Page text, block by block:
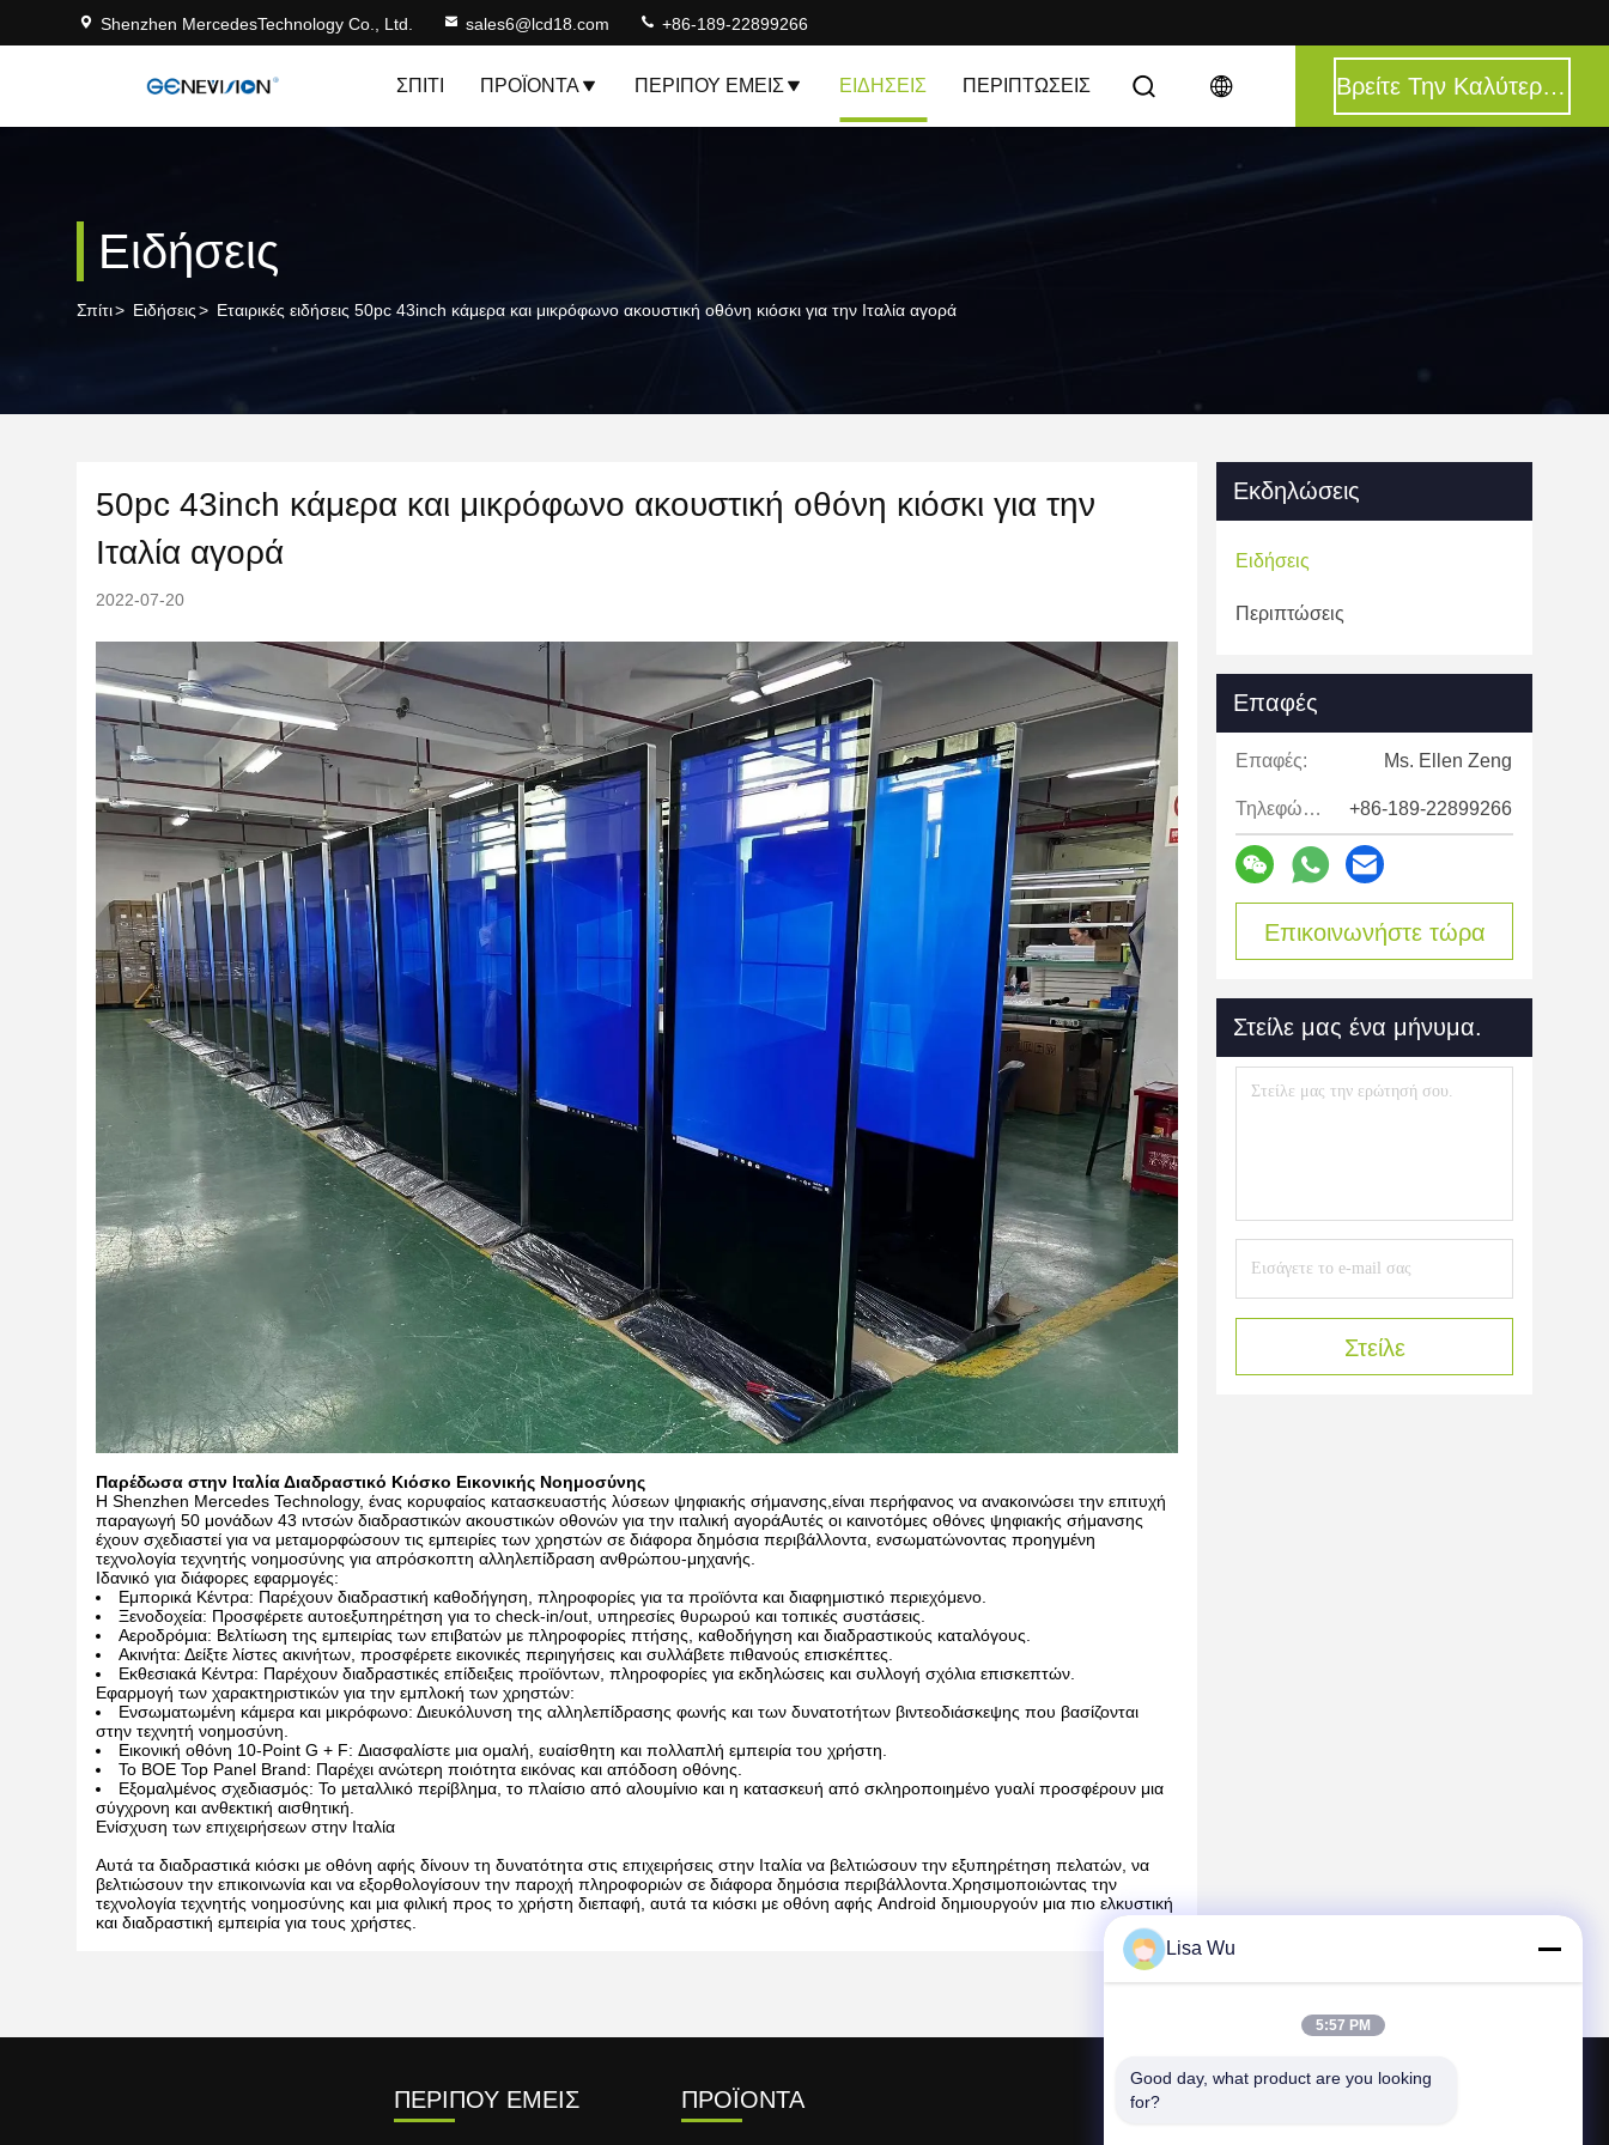
Shenzhen MercedesTechnology Co., Ltd. sales6@lcd18.com +86-189-22899266
ΣΠΊΤΙ ΠΡΟΪΌΝΤΑ ΠΕΡΊΠΟΥ ΕΜΕΊΣ ΕΙΔΉΣΕΙΣ ΠΕΡΙΠΤΏΣΕΙΣ Βρείτε Την Καλύτερη Τιμή
Ειδήσεις
Σπίτι> Ειδήσεις> Εταιρικές ειδήσεις 50pc 43inch κάμερα και μικρόφωνο ακουστική οθόνη κιόσκι για την Ιταλία αγορά
50pc 43inch κάμερα και μικρόφωνο ακουστική οθόνη κιόσκι για την
Ιταλία αγορά
2022-07-20
Παρέδωσα στην Ιταλία Διαδραστικό Κιόσκο Εικονικής Νοημοσύνης
Η Shenzhen Mercedes Technology, ένας κορυφαίος κατασκευαστής λύσεων ψηφιακής σήμανσης,είναι περήφανος να ανακοινώσει την επιτυχή
παραγωγή 50 μονάδων 43 ιντσών διαδραστικών ακουστικών οθονών για την ιταλική αγοράΑυτές οι καινοτόμες οθόνες ψηφιακής σήμανσης
έχουν σχεδιαστεί για να μεταμορφώσουν τις εμπειρίες των χρηστών σε διάφορα δημόσια περιβάλλοντα, ενσωματώνοντας προηγμένη
τεχνολογία τεχνητής νοημοσύνης για απρόσκοπτη αλληλεπίδραση ανθρώπου-μηχανής.
Ιδανικό για διάφορες εφαρμογές:
Εμπορικά Κέντρα: Παρέχουν διαδραστική καθοδήγηση, πληροφορίες για τα προϊόντα και διαφημιστικό περιεχόμενο.
Ξενοδοχεία: Προσφέρετε αυτοεξυπηρέτηση για το check-in/out, υπηρεσίες θυρωρού και τοπικές συστάσεις.
Αεροδρόμια: Βελτίωση της εμπειρίας των επιβατών με πληροφορίες πτήσης, καθοδήγηση και διαδραστικούς καταλόγους.
Ακινήτα: Δείξτε λίστες ακινήτων, προσφέρετε εικονικές περιηγήσεις και συλλάβετε πιθανούς επισκέπτες.
Εκθεσιακά Κέντρα: Παρέχουν διαδραστικές επίδειξεις προϊόντων, πληροφορίες για εκδηλώσεις και συλλογή σχόλια επισκεπτών.
Εφαρμογή των χαρακτηριστικών για την εμπλοκή των χρηστών:
Ενσωματωμένη κάμερα και μικρόφωνο: Διευκόλυνση της αλληλεπίδρασης φωνής και των δυνατοτήτων βιντεοδιάσκεψης που βασίζονται
στην τεχνητή νοημοσύνη.
Εικονική οθόνη 10-Point G + F: Διασφαλίστε μια ομαλή, ευαίσθητη και πολλαπλή εμπειρία του χρήστη.
Το BOE Top Panel Brand: Παρέχει ανώτερη ποιότητα εικόνας και απόδοση οθόνης.
Εξομαλμένος σχεδιασμός: Το μεταλλικό περίβλημα, το πλαίσιο από αλουμίνιο και η κατασκευή από σκληροποιημένο γυαλί προσφέρουν μια
σύγχρονη και ανθεκτική αισθητική.
Ενίσχυση των επιχειρήσεων στην Ιταλία
Αυτά τα διαδραστικά κιόσκι με οθόνη αφής δίνουν τη δυνατότητα στις επιχειρήσεις στην Ιταλία να βελτιώσουν την εξυπηρέτηση πελατών, να
βελτιώσουν την επικοινωνία και να εξορθολογίσουν την παροχή πληροφοριών σε διάφορα δημόσια περιβάλλοντα.Χρησιμοποιώντας την
τεχνολογία τεχνητής νοημοσύνης και μια φιλική προς το χρήστη διεπαφή, αυτά τα κιόσκι με οθόνη αφής Android δημιουργούν μια πιο ελκυστική
και διαδραστική εμπειρία για τους χρήστες.
Εκδηλώσεις
Ειδήσεις
Περιπτώσεις
Επαφές
Επαφές: Ms. Ellen Zeng
Τηλεφώνημα: +86-189-22899266
Επικοινωνήστε τώρα
Στείλε μας ένα μήνυμα.
Στείλε
ΠΕΡΊΠΟΥ ΕΜΕΊΣ ΠΡΟΪΌΝΤΑ ΕΠΑΦΉ ΗΠΑ
Lisa Wu
5:57 PM
Good day, what product are you looking
for?